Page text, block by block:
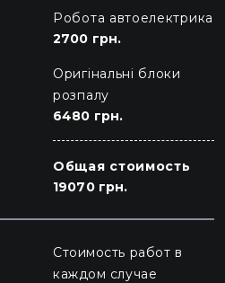
Робота автоелектрика
2700 грн.
Оригінальні блоки
розпалу
6480 грн.
Общая стоимость
19070 грн.
Стоимость работ в
каждом случае